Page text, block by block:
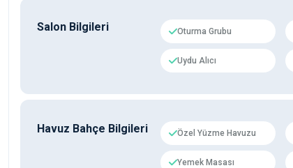
Salon Bilgileri Oturma Grubu
Uydu Alıcı
Havuz Bahçe Bilgileri Özel Yüzme Havuzu
Yemek Masası